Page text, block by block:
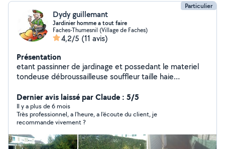
Particulier
Dydy guillemant
Jardinier homme a tout faire
Faches-Thumesnil (Village de Faches)
4,2/5 (11 avis)
Présentation
etant passinner de jardinage et possedant le materiel
tondeuse débroussailleuse souffleur taille haie
outillage
Dernier avis laissé par Claude : 5/5
Il y a plus de 6 mois
Très professionnel, a l'heure, a l'écoute du client, je
recommande vivement ?